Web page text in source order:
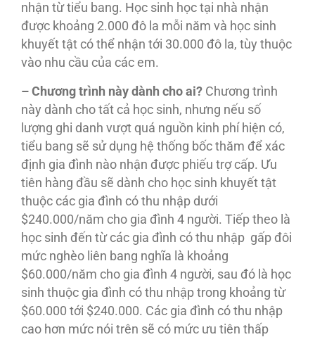
nhận từ tiểu bang. Học sinh học tại nhà nhận
được khoảng 2.000 đô la mỗi năm và học sinh
khuyết tật có thể nhận tới 30.000 đô la, tùy thuộc
vào nhu cầu của các em.
– Chương trình này dành cho ai? Chương trình
này dành cho tất cả học sinh, nhưng nếu số
lượng ghi danh vượt quá nguồn kinh phí hiện có,
tiểu bang sẽ sử dụng hệ thống bốc thăm để xác
định gia đình nào nhận được phiếu trợ cấp. Ưu
tiên hàng đầu sẽ dành cho học sinh khuyết tật
thuộc các gia đình có thu nhập dưới
$240.000/năm cho gia đình 4 người. Tiếp theo là
học sinh đến từ các gia đình có thu nhập gấp đôi
mức nghèo liên bang nghĩa là khoảng
$60.000/năm cho gia đình 4 người, sau đó là học
sinh thuộc gia đình có thu nhập trong khoảng từ
$60.000 tới $240.000. Các gia đình có thu nhập
cao hơn mức nói trên sẽ có mức ưu tiên thấp